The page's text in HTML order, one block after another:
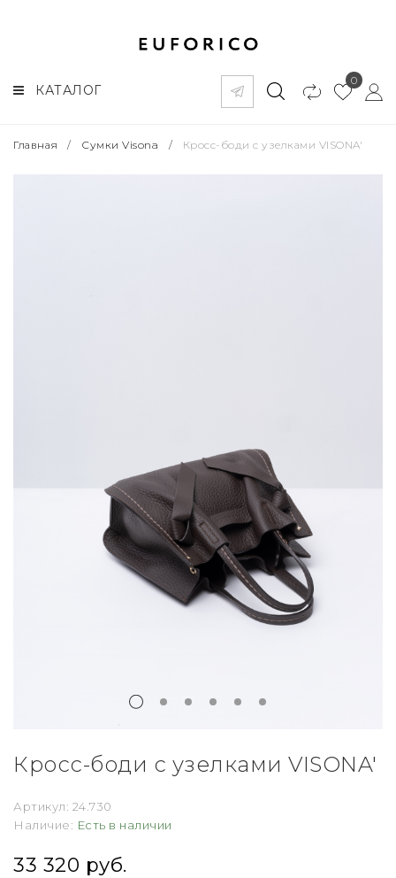
КАТАЛОГ
0
Главная / Сумки Visona / Кросс-боди с узелками VISONA'
Кросс-боди с узелками VISONA'
Артикул: 24.730
Наличие: Есть в наличии
33 320 руб.